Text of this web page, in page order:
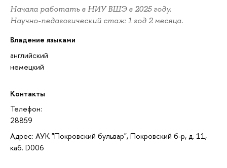
Начала работать в НИУ ВШЭ в 2025 году.
Научно-педагогический стаж: 1 год 2 месяца.
Владение языками
английский
немецкий
Контакты
Телефон:
28859
Адрес: АУК "Покровский бульвар", Покровский б-р, д. 11,
каб. D006